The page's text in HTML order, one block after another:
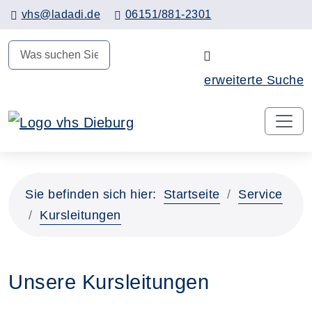
vhs@ladadi.de 06151/881-2301
erweiterte Suche
Hauptinhalt anspringen
Sie befinden sich hier: Startseite
Service
Kursleitungen
Unsere Kursleitungen